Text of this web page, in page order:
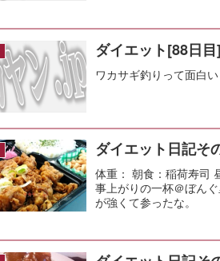
ダイエット[88日
ワカサギ釣りって面白
ダイエット日記そ
体重： 朝食：稲荷寿司
事上がりの一杯＠ぼん
が強くて参ったな。